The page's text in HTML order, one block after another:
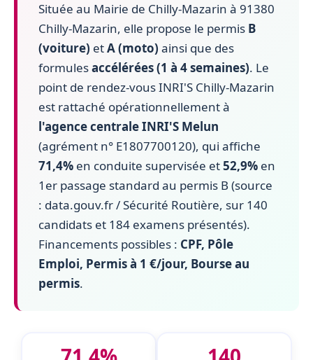
Située au Mairie de Chilly-Mazarin à 91380
Chilly-Mazarin, elle propose le permis B
(voiture) etA (moto) ainsi que des
formulesaccélérées (1 à 4 semaines). Le
point de rendez-vous INRI'S Chilly-Mazarin
est rattaché opérationnellement à
l'agence centrale INRI'S Melun
(agrément n° E1807700120), qui affiche
71,4% en conduite supervisée et52,9% en
1er passage standard au permis B (source
: data.gouv.fr / Sécurité Routière, sur 140
candidats et 184 examens présentés).
Financements possibles : CPF, Pôle
Emploi, Permis à 1 €/jour, Bourse au
permis.